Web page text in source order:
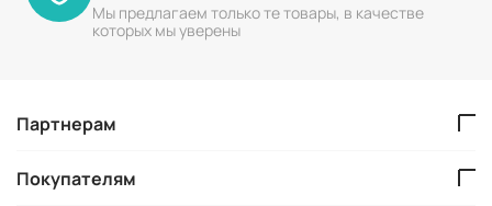
Мы предлагаем только те товары, в качестве
которых мы уверены
Партнерам
Покупателям